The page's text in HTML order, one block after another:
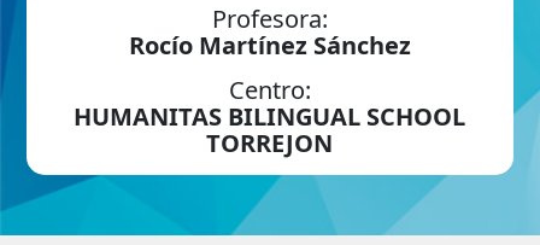
Profesora:
Rocío Martínez Sánchez
Centro:
HUMANITAS BILINGUAL SCHOOL
TORREJON